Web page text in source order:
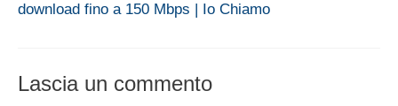
download fino a 150 Mbps | Io Chiamo
Lascia un commento